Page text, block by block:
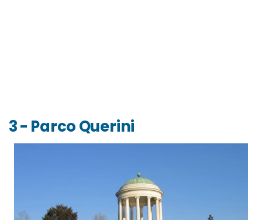
3 - Parco Querini